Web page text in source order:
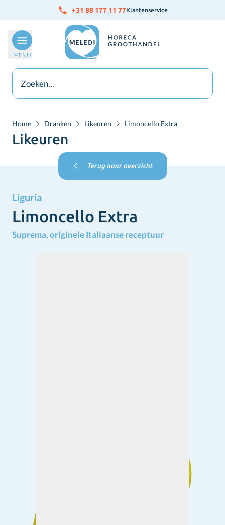
Ga naar de inhoud +31 88 177 11 77Klantenservice
MENU
Home Dranken Likeuren Limoncello Extra
Likeuren
Terug naar overzicht
Liguria
Limoncello Extra
Suprema, originele Italiaanse receptuur